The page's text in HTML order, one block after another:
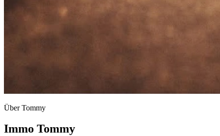
Über Tommy
Immo Tommy